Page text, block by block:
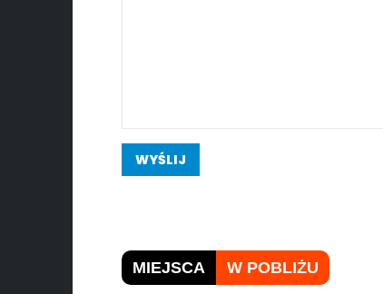
WYŚLIJ
MIEJSCA W POBLIŻU